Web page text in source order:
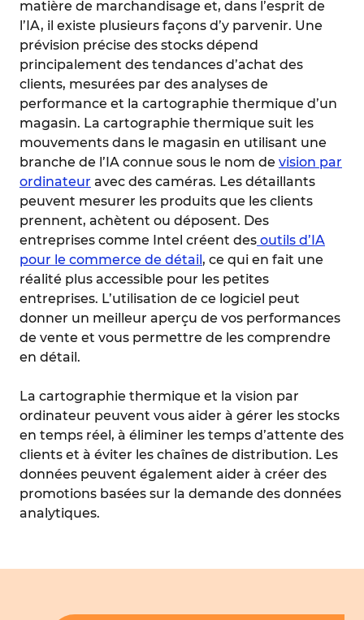
matière de marchandisage et, dans l’esprit de
l’IA, il existe plusieurs façons d’y parvenir. Une
prévision précise des stocks dépend
principalement des tendances d’achat des
clients, mesurées par des analyses de
performance et la cartographie thermique d’un
magasin. La cartographie thermique suit les
mouvements dans le magasin en utilisant une
branche de l’IA connue sous le nom de vision par
ordinateur avec des caméras. Les détaillants
peuvent mesurer les produits que les clients
prennent, achètent ou déposent. Des
entreprises comme Intel créent des outils d’IA
pour le commerce de détail , ce qui en fait une
réalité plus accessible pour les petites
entreprises. L’utilisation de ce logiciel peut
donner un meilleur aperçu de vos performances
de vente et vous permettre de les comprendre
en détail.
La cartographie thermique et la vision par
ordinateur peuvent vous aider à gérer les stocks
en temps réel, à éliminer les temps d’attente des
clients et à éviter les chaînes de distribution. Les
données peuvent également aider à créer des
promotions basées sur la demande des données
analytiques.